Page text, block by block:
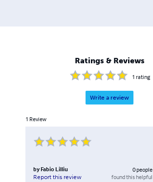
Ratings & Reviews
1 rating
Write a review
1 Review
by Fabio Lilliu
Report this review
0people
found this helpful